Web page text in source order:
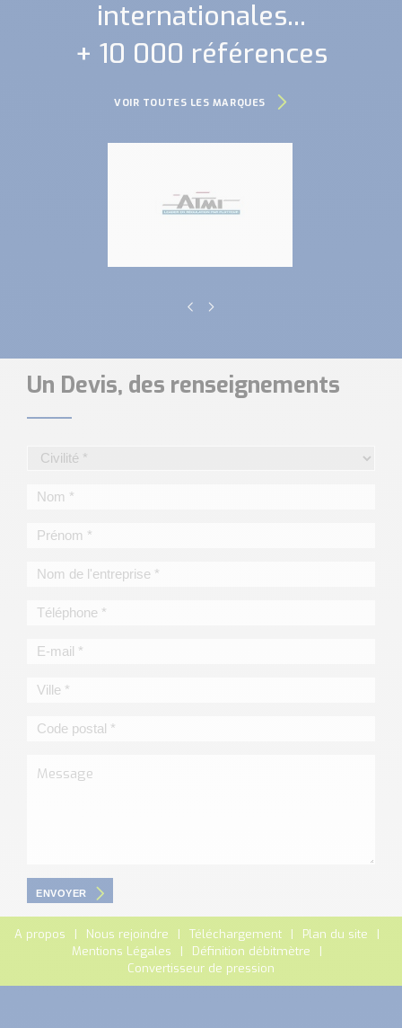
internationales...
+ 10 000 références
VOIR TOUTES LES MARQUES
Un Devis, des renseignements
ENVOYER
A propos Nous rejoindre Téléchargement
Plan du site
Mentions Légales
Définition débitmètre
Convertisseur de pression